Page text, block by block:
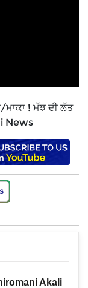
ਮਾਕਾ ! ਮੱਝ ਦੀ ਲੱਤ
News
Akali